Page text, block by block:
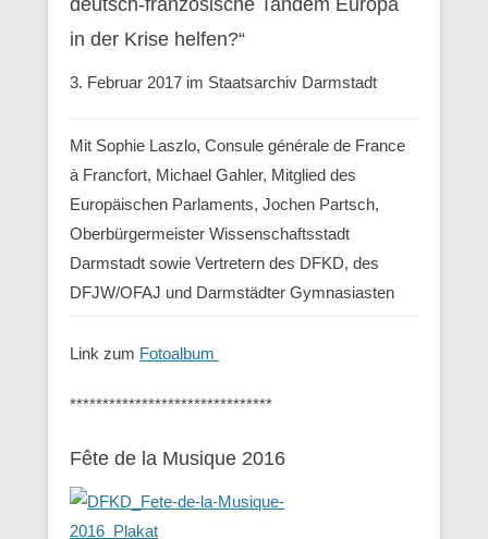
in der Krise helfen?“
3. Februar 2017 im Staatsarchiv Darmstadt
Mit Sophie Laszlo, Consule générale de France
à Francfort, Michael Gahler, Mitglied des
Europäischen Parlaments, Jochen Partsch,
Oberbürgermeister Wissenschaftsstadt
Darmstadt sowie Vertretern des DFKD, des
DFJW/OFAJ und Darmstädter Gymnasiasten
Link zum Fotoalbum
*******************************
Fête de la Musique 2016